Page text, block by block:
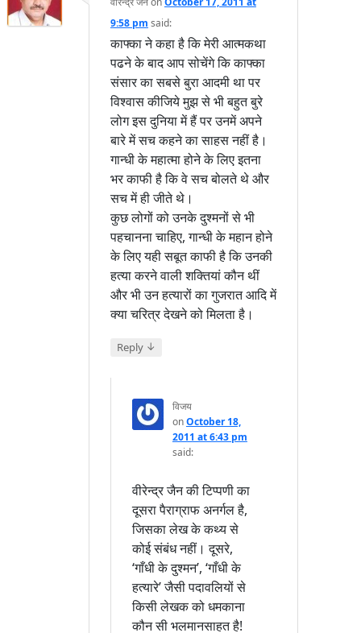
9:58 pm said:
काफ्का ने कहा है कि मेरी आत्मकथा
पढने के बाद आप सोचेंगे कि काफ्का
संसार का सबसे बुरा आदमी था पर
विश्वास कीजिये मुझ से भी बहुत बुरे
लोग इस दुनिया में हैं पर उनमें अपने
बारे में सच कहने का साहस नहीं है।
गान्धी के महात्मा होने के लिए इतना
भर काफी है कि वे सच बोलते थे और
सच में ही जीते थे।
कुछ लोगों को उनके दुश्मनों से भी
पहचानना चाहिए, गान्धी के महान होने
के लिए यही सबूत काफी है कि उनकी
हत्या करने वाली शक्तियां कौन थीं
और भी उन हत्यारों का गुजरात आदि में
क्या चरित्र देखने को मिलता है।
Reply ↓
विजय
onOctober 18,
2011 at 6:43 pm
said:
वीरेन्द्र जैन की टिप्पणी का
दूसरा पैराग्राफ अनर्गल है,
जिसका लेख के कथ्य से
कोई संबंध नहीं। दूसरे,
‘गाँधी के दुश्मन’, ‘गाँधी के
हत्यारे’ जैसी पदावलियों से
किसी लेखक को धमकाना
कौन सी भलमानसाहत है!